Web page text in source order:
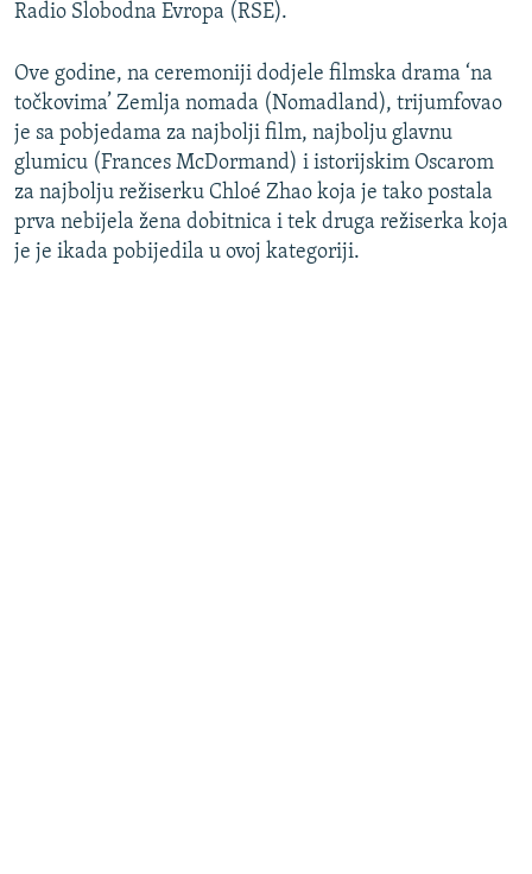
Radio Slobodna Evropa (RSE).
Ove godine, na ceremoniji dodjele filmska drama ‘na
točkovima’ Zemlja nomada (Nomadland), trijumfovao
je sa pobjedama za najbolji film, najbolju glavnu
glumicu (Frances McDormand) i istorijskim Oscarom
za najbolju režiserku Chloé Zhao koja je tako postala
prva nebijela žena dobitnica i tek druga režiserka koja
je je ikada pobijedila u ovoj kategoriji.